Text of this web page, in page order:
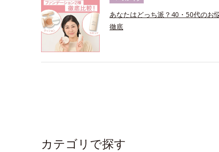
あなたはどっち派？40・50代のお
徹底
カテゴリで探す